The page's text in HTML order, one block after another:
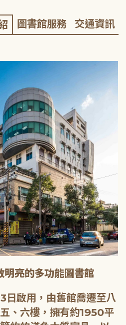
圖書館服務 交通資訊
明亮的多功能圖書館
啟用，由舊館喬遷至八
、六樓，擁有約1950平